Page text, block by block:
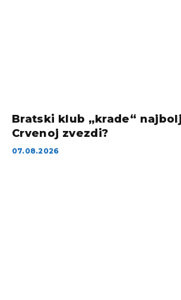
Bratski klub „krade“
Crvenoj zvezdi?
07.08.2026